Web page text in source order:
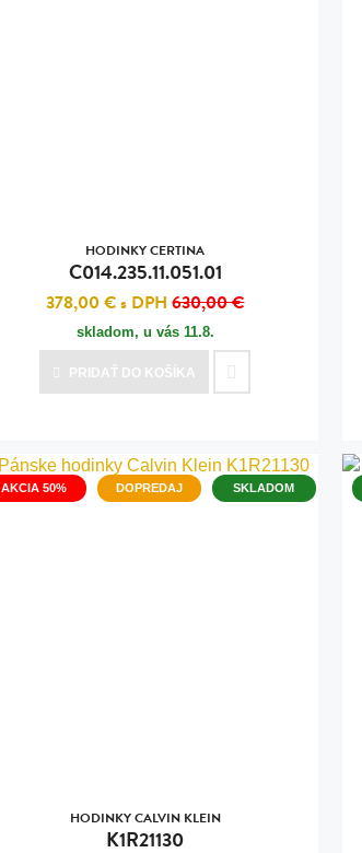
HODINKY CERTINA
C014.235.11.051.01
378,00 €s DPH 630,00 €
skladom, u vás 11.8.
PRIDAŤ DO KOŠÍKA
AKCIA 50% DOPREDAJ SKLADOM
HODINKY CALVIN KLEIN
K1R21130